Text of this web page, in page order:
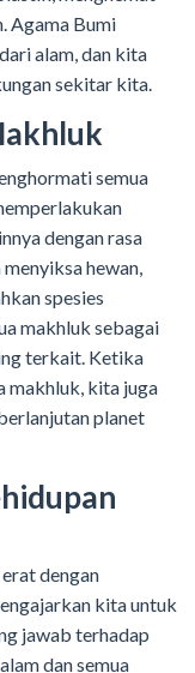
Agama Bumi
alam, dan kita
sekitar kita.
semua
dengan rasa
hewan,
spesies
makhluk sebagai
terkait. Ketika
makhluk, kita juga
planet
dengan
kita untuk
jawab terhadap
dan semua